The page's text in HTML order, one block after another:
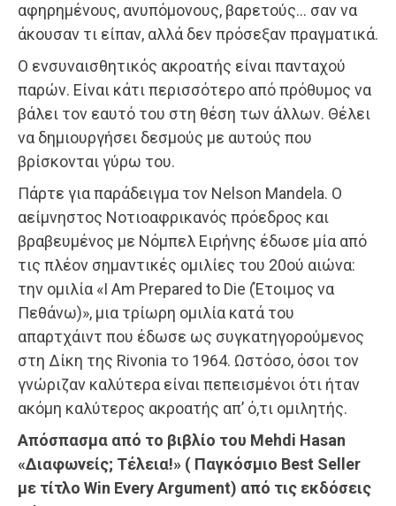
αφηρημένους, ανυπόμονους, βαρετούς… σαν να
άκουσαν τι είπαν, αλλά δεν πρόσεξαν πραγματικά.
Ο ενσυναισθητικός ακροατής είναι πανταχού
παρών. Είναι κάτι περισσότερο από πρόθυμος να
βάλει τον εαυτό του στη θέση των άλλων. Θέλει
να δημιουργήσει δεσμούς με αυτούς που
βρίσκονται γύρω του.
Πάρτε για παράδειγμα τον Nelson Mandela. Ο
αείμνηστος Νοτιοαφρικανός πρόεδρος και
βραβευμένος με Νόμπελ Ειρήνης έδωσε μία από
τις πλέον σημαντικές ομιλίες του 20ού αιώνα:
την ομιλία «I Am Prepared to Die (Έτοιμος να
Πεθάνω)», μια τρίωρη ομιλία κατά του
απαρτχάιντ που έδωσε ως συγκατηγορούμενος
στη Δίκη της Rivonia το 1964. Ωστόσο, όσοι τον
γνώριζαν καλύτερα είναι πεπεισμένοι ότι ήταν
ακόμη καλύτερος ακροατής απ’ ό,τι ομιλητής.
Απόσπασμα από το βιβλίο του Mehdi Hasan
«Διαφωνείς; Τέλεια!» ( Παγκόσμιο Best Seller
με τίτλο Win Every Argument) από τις εκδόσεις